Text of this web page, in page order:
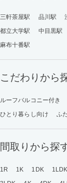
三軒茶屋駅 品川駅
都立大学駅
中目黒駅
麻布十番駅
こだわりから
ルーフバルコニー付き
ひとり暮らし向け
ふ
間取りから探
1R 1K 1DK 1LDK